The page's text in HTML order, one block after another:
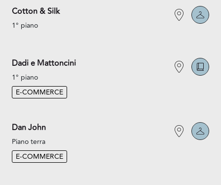
Cotton & Silk
1° piano
Dadi e Mattoncini
1° piano
E-COMMERCE
Dan John
Piano terra
E-COMMERCE